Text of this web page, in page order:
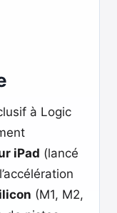
à Logic
iPad (lancé
(M1, M2,